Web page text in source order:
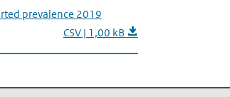
prevalence 2019
CSV | 1,00 kB